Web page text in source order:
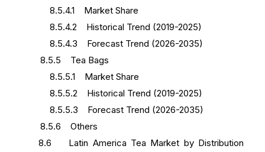
8.5.4.1 Market Share
8.5.4.2 Historical Trend (2019-2025)
8.5.4.3 Forecast Trend (2026-2035)
8.5.5 Tea Bags
8.5.5.1 Market Share
8.5.5.2 Historical Trend (2019-2025)
8.5.5.3 Forecast Trend (2026-2035)
8.5.6 Others
8.6 Latin America Tea Market by Distribution